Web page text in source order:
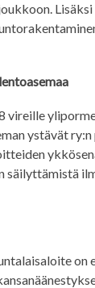
vireille
ystävät ry:n
säilyttämistä
on